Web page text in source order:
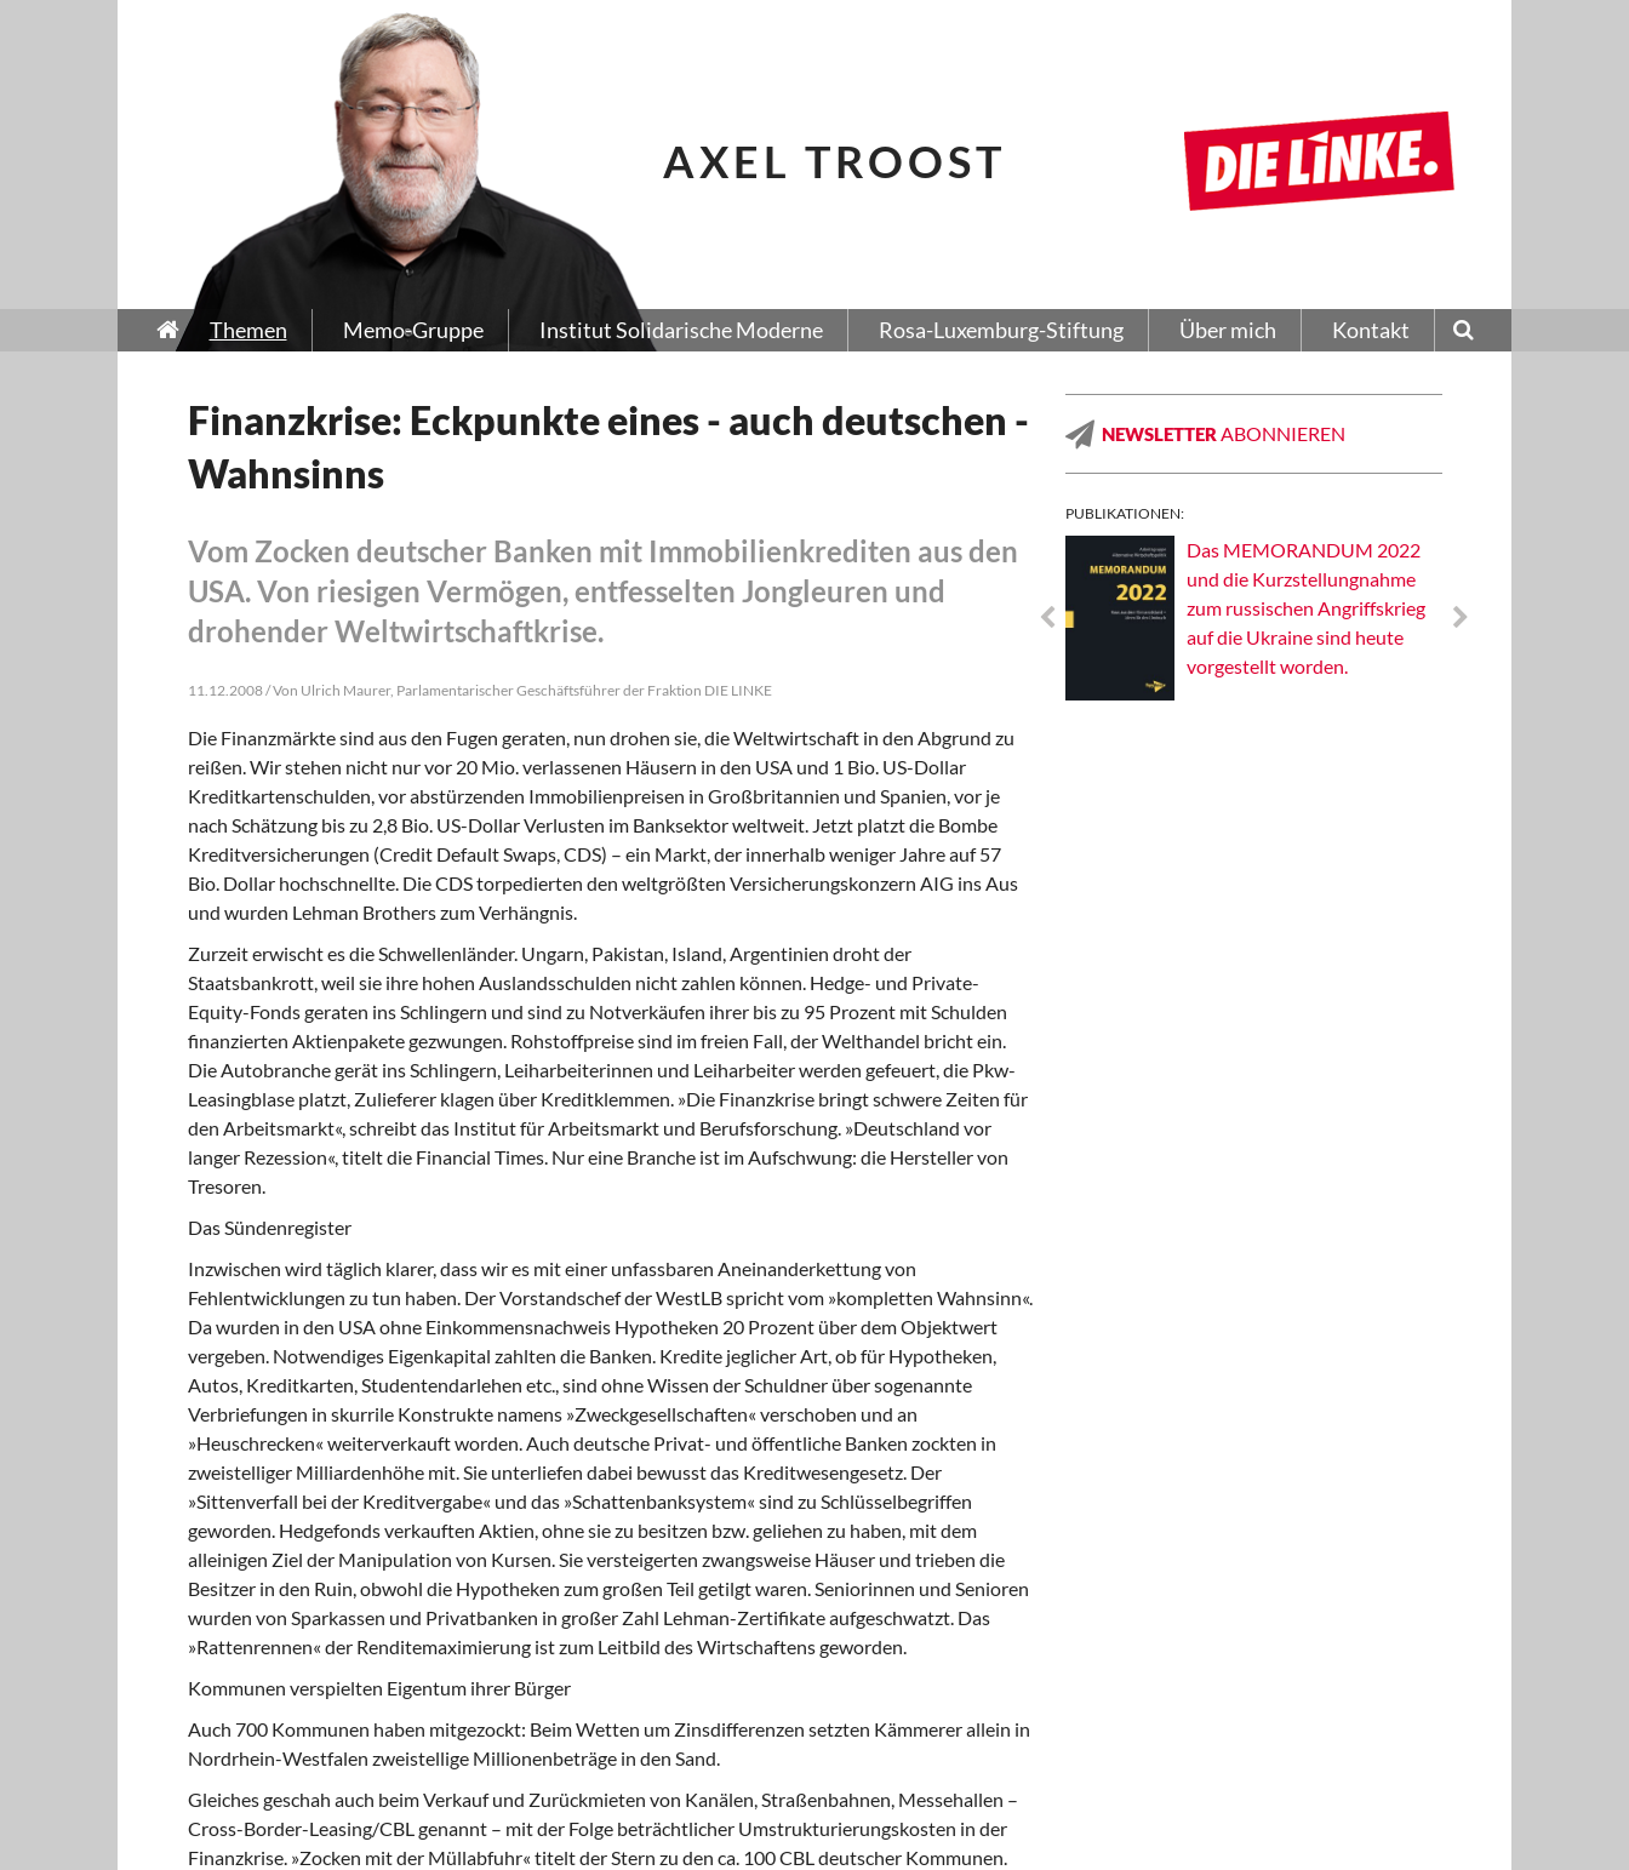
AXEL TROOST
Themen Memo-Gruppe Institut Solidarische Moderne Rosa-Luxemburg-Stiftung Über mich Kontakt
Finanzkrise: Eckpunkte eines - auch deutschen -
Wahnsinns
Vom Zocken deutscher Banken mit Immobilienkrediten aus den
USA. Von riesigen Vermögen, entfesselten Jongleuren und
drohender Weltwirtschaftkrise.
11.12.2008 / Von Ulrich Maurer, Parlamentarischer Geschäftsführer der Fraktion DIE LINKE
Die Finanzmärkte sind aus den Fugen geraten, nun drohen sie, die Weltwirtschaft in den Abgrund zu
reißen. Wir stehen nicht nur vor 20 Mio. verlassenen Häusern in den USA und 1 Bio. US-Dollar
Kreditkartenschulden, vor abstürzenden Immobilienpreisen in Großbritannien und Spanien, vor je
nach Schätzung bis zu 2,8 Bio. US-Dollar Verlusten im Banksektor weltweit. Jetzt platzt die Bombe
Kreditversicherungen (Credit Default Swaps, CDS) – ein Markt, der innerhalb weniger Jahre auf 57
Bio. Dollar hochschnellte. Die CDS torpedierten den weltgrößten Versicherungskonzern AIG ins Aus
und wurden Lehman Brothers zum Verhängnis.
Zurzeit erwischt es die Schwellenländer. Ungarn, Pakistan, Island, Argentinien droht der
Staatsbankrott, weil sie ihre hohen Auslandsschulden nicht zahlen können. Hedge- und Private-
Equity-Fonds geraten ins Schlingern und sind zu Notverkäufen ihrer bis zu 95 Prozent mit Schulden
finanzierten Aktienpakete gezwungen. Rohstoffpreise sind im freien Fall, der Welthandel bricht ein.
Die Autobranche gerät ins Schlingern, Leiharbeiterinnen und Leiharbeiter werden gefeuert, die Pkw-
Leasingblase platzt, Zulieferer klagen über Kreditklemmen. »Die Finanzkrise bringt schwere Zeiten für
den Arbeitsmarkt«, schreibt das Institut für Arbeitsmarkt und Berufsforschung. »Deutschland vor
langer Rezession«, titelt die Financial Times. Nur eine Branche ist im Aufschwung: die Hersteller von
Tresoren.
Das Sündenregister
Inzwischen wird täglich klarer, dass wir es mit einer unfassbaren Aneinanderkettung von
Fehlentwicklungen zu tun haben. Der Vorstandschef der WestLB spricht vom »kompletten Wahnsinn«.
Da wurden in den USA ohne Einkommensnachweis Hypotheken 20 Prozent über dem Objektwert
vergeben. Notwendiges Eigenkapital zahlten die Banken. Kredite jeglicher Art, ob für Hypotheken,
Autos, Kreditkarten, Studentendarlehen etc., sind ohne Wissen der Schuldner über sogenannte
Verbriefungen in skurrile Konstrukte namens »Zweckgesellschaften« verschoben und an
»Heuschrecken« weiterverkauft worden. Auch deutsche Privat- und öffentliche Banken zockten in
zweistelliger Milliardenhöhe mit. Sie unterliefen dabei bewusst das Kreditwesengesetz. Der
»Sittenverfall bei der Kreditvergabe« und das »Schattenbanksystem« sind zu Schlüsselbegriffen
geworden. Hedgefonds verkauften Aktien, ohne sie zu besitzen bzw. geliehen zu haben, mit dem
alleinigen Ziel der Manipulation von Kursen. Sie versteigerten zwangsweise Häuser und trieben die
Besitzer in den Ruin, obwohl die Hypotheken zum großen Teil getilgt waren. Seniorinnen und Senioren
wurden von Sparkassen und Privatbanken in großer Zahl Lehman-Zertifikate aufgeschwatzt. Das
»Rattenrennen« der Renditemaximierung ist zum Leitbild des Wirtschaftens geworden.
Kommunen verspielten Eigentum ihrer Bürger
Auch 700 Kommunen haben mitgezockt: Beim Wetten um Zinsdifferenzen setzten Kämmerer allein in
Nordrhein-Westfalen zweistellige Millionenbeträge in den Sand.
Gleiches geschah auch beim Verkauf und Zurückmieten von Kanälen, Straßenbahnen, Messehallen –
Cross-Border-Leasing/CBL genannt – mit der Folge beträchtlicher Umstrukturierungskosten in der
Finanzkrise. »Zocken mit der Müllabfuhr« titelt der Stern zu den ca. 100 CBL deutscher Kommunen.
NEWSLETTER ABONNIEREN
PUBLIKATIONEN:
Solidarisches EUropa -
Mosaiklinke Perspektiven
Das MEMORANDUM 2022
und die Kurzstellungnahme
zum russischen Angriffskrieg
auf die Ukraine sind heute
vorgestellt worden.